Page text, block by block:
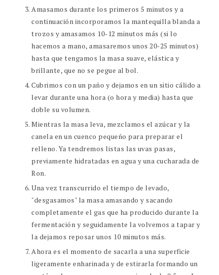
Amasamos durante los primeros 5 minutos y a
continuación incorporamos la mantequilla blanda a
trozos y amasamos 10-12 minutos más (si lo
hacemos a mano, amasaremos unos 20-25 minutos)
hasta que tengamos la masa suave, elástica y
brillante, que no se pegue al bol.
Cubrimos con un paño y dejamos en un sitio cálido a
levar durante una hora (o hora y media) hasta que
doble su volumen.
Mientras la masa leva, mezclamos el azúcar y la
canela en un cuenco pequeño para preparar el
relleno. Ya tendremos listas las uvas pasas,
previamente hidratadas en agua y una cucharada de
Ron.
Una vez transcurrido el tiempo de levado,
"desgasamos" la masa amasando y sacando
completamente el gas que ha producido durante la
fermentación y seguidamente la volvemos a tapar y
la dejamos reposar unos 10 minutos más.
Ahora es el momento de sacarla a una superficie
ligeramente enharinada y de estirarla formando un